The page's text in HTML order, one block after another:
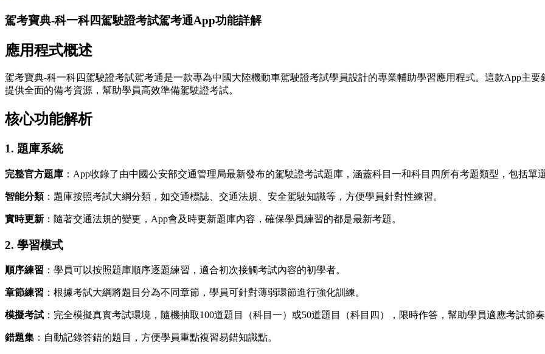
駕考寶典-科一科四駕駛證考試駕考通App功能詳解
應用程式概述
駕考寶典-科一科四駕駛證考試駕考通是一款專為中國大陸機動車駕駛證考試學員設計的專業輔助學習應用程式。這款App主
提供全面的備考資源，幫助學員高效準備駕駛證考試。
核心功能解析
1. 題庫系統
完整官方題庫 ：App收錄了由中國公安部交通管理局最新發布的駕駛證考試題庫，涵蓋科目一和科目四所有考題類型，包括單
智能分類：題庫按照考試大綱分類，如交通標誌、交通法規、安全駕駛知識等，方便學員針對性練習。
實時更新 ：隨著交通法規的變更，App會及時更新題庫內容，確保學員練習的都是最新考題。
2. 學習模式
順序練習 ：學員可以按照題庫順序逐題練習，適合初次接觸考試內容的初學者。
章節練習 ：根據考試大綱將題目分為不同章節，學員可針對薄弱環節進行強化訓練。
模擬考試 ：完全模擬真實考試環境，隨機抽取100道題目（科目一）或50道題目（科目四），限時作答，幫助學員適應考試節
錯題集 ：自動記錄答錯的題目，方便學員重點複習易錯知識點。